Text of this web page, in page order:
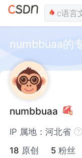
numbbuaa的
numbbuaa
IP 属地：河北省
18 原创 5 粉丝